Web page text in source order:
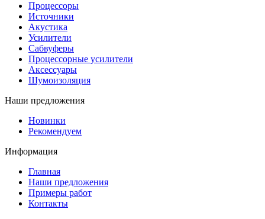
Процессоры
Источники
Акустика
Усилители
Сабвуферы
Процессорные усилители
Аксессуары
Шумоизоляция
Наши предложения
Новинки
Рекомендуем
Информация
Главная
Наши предложения
Примеры работ
Контакты